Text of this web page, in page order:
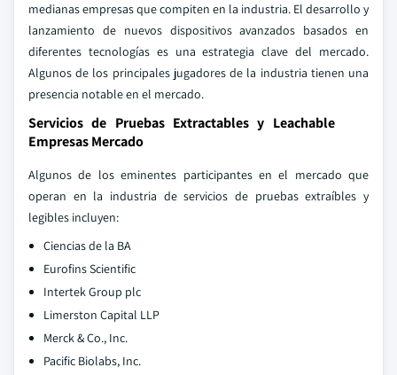
medianas empresas que compiten en la industria. El desarrollo y
lanzamiento de nuevos dispositivos avanzados basados en
diferentes tecnologías es una estrategia clave del mercado.
Algunos de los principales jugadores de la industria tienen una
presencia notable en el mercado.
Servicios de Pruebas Extractables y Leachable
Empresas Mercado
Algunos de los eminentes participantes en el mercado que
operan en la industria de servicios de pruebas extraíbles y
legibles incluyen:
Ciencias de la BA
Eurofins Scientific
Intertek Group plc
Limerston Capital LLP
Merck & Co., Inc.
Pacific Biolabs, Inc.